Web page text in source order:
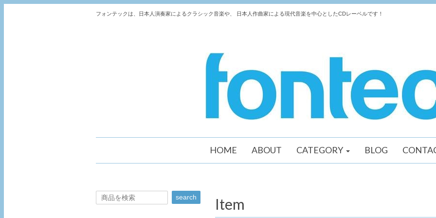
フォンテックは、日本人演奏家によるクラシック音楽や、 日本人作曲家による現代音楽を中心としたCDレーベルです！
HOME ABOUT CATEGORY BLOG
Item
search